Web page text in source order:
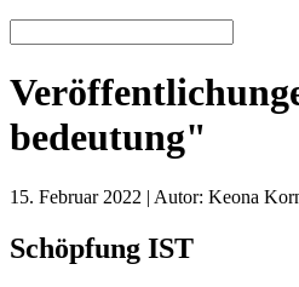
bedeutung"
15. Februar 2022 | Autor: Keona
Schöpfung IST